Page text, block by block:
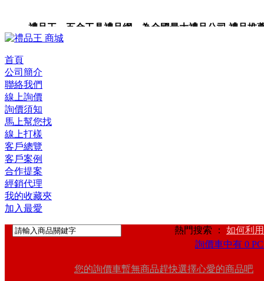
禮品王 五金工具禮品網 為全國最大禮品公司,禮品推
禮品卡,企業禮品,禮品小物,高級禮品,禮品網站。
首頁
公司簡介
聯絡我們
線上詢價
詢價須知
馬上幫您找
線上打樣
客戶總覽
客戶案例
合作提案
經銷代理
我的收藏夾
加入最愛
熱門搜索 ： 如何利
詢價車中有 0
您的詢價車暫無商品趕快選擇心愛的商品吧